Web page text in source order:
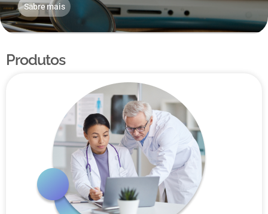
Sabre mais
Produtos